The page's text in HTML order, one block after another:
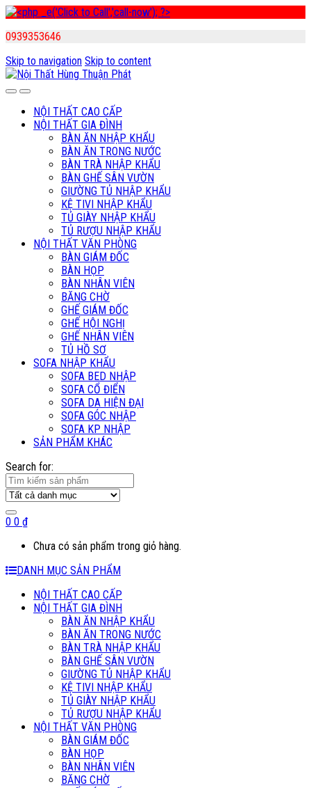
0939353646
Skip to navigation Skip to content
NỘI THẤT CAO CẤP
NỘI THẤT GIA ĐÌNH
BÀN ĂN NHẬP KHẨU
BÀN ĂN TRONG NƯỚC
BÀN TRÀ NHẬP KHẨU
BÀN GHẾ SÂN VƯỜN
GIƯỜNG TỦ NHẬP KHẨU
KỆ TIVI NHẬP KHẨU
TỦ GIÀY NHẬP KHẨU
TỦ RƯỢU NHẬP KHẨU
NỘI THẤT VĂN PHÒNG
BÀN GIÁM ĐỐC
BÀN HỌP
BÀN NHÂN VIÊN
BĂNG CHỜ
GHẾ GIÁM ĐỐC
GHẾ HỘI NGHỊ
GHẾ NHÂN VIÊN
TỦ HỒ SƠ
SOFA NHẬP KHẨU
SOFA BED NHẬP
SOFA CỔ ĐIỂN
SOFA DA HIỆN ĐẠI
SOFA GÓC NHẬP
SOFA KP NHẬP
SẢN PHẨM KHÁC
Search for:
0 0 ₫
Chưa có sản phẩm trong giỏ hàng.
DANH MỤC SẢN PHẨM
NỘI THẤT CAO CẤP
NỘI THẤT GIA ĐÌNH
BÀN ĂN NHẬP KHẨU
BÀN ĂN TRONG NƯỚC
BÀN TRÀ NHẬP KHẨU
BÀN GHẾ SÂN VƯỜN
GIƯỜNG TỦ NHẬP KHẨU
KỆ TIVI NHẬP KHẨU
TỦ GIÀY NHẬP KHẨU
TỦ RƯỢU NHẬP KHẨU
NỘI THẤT VĂN PHÒNG
BÀN GIÁM ĐỐC
BÀN HỌP
BÀN NHÂN VIÊN
BĂNG CHỜ